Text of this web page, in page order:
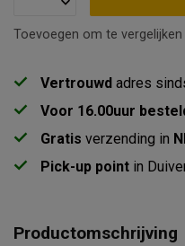
Toevoegen om te vergelijken
Vertrouwd adres
Voor 16.00uur
Gratis verzending in
Pick-up point in
Productomschrijving